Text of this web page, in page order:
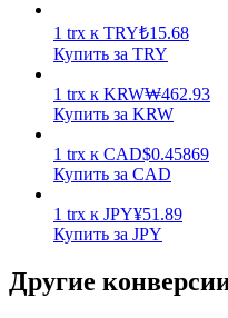
Стейкинг
1 trx к TRY₺15.68
Купить за TRY
1 trx к KRW₩462.93
Купить за KRW
1 trx к CAD$0.45869
Купить за CAD
1 trx к JPY¥51.89
Купить за JPY
Другие